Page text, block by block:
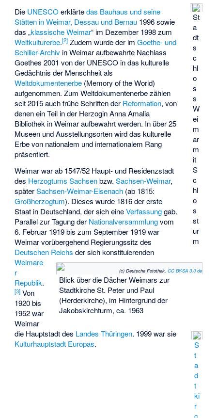
St
a
dt
s
c
hl
o
s
s
W
ei
m
ar
m
it
S
c
hl
o
s
st
ur
m
(c) Deutsche Fotothek‎, CC BY-SA 3.0 de
Blick über die Dächer Weimars zur
Stadtkirche St. Peter und Paul
(Herderkirche), im Hintergrund der
Jakobskirchturm, ca. 1963
S
t
a
d
t
ki
r
c
Die UNESCOerklärtedas Bauhaus und seine
Stätten in Weimar, Dessau und Bernau 1996 sowie
das „klassische Weimar“ im Dezember 1998 zum
Weltkulturerbe.[2] Zudem wurde der imGoethe- und
Schiller-Archiv in Weimar aufbewahrte Nachlass
Goethes 2001 von der UNESCO in das kulturelle
Gedächtnis der Menschheit als
Weltdokumentenerbe (Memory of the World)
aufgenommen. Zum Weltdokumentenerbe zählen
seit 2015 auch frühe Schriften der Reformation, von
denen ein Teil in der Herzogin Anna Amalia
Bibliothek in Weimar aufbewahrt werden. In über 25
Museen und Ausstellungsorten wird das kulturelle
Erbe von nationalem und internationalem Rang
präsentiert.
Weimar war ab 1547/52 Haupt- und Residenzstadt
des Herzogtums Sachsenbzw.Sachsen-Weimar,
späterSachsen-Weimar-Eisenach (ab 1815:
Großherzogtum). Dieses wurde 1816 der erste
Staat in Deutschland, der sich eineVerfassunggab.
Parallel zur Tagung der Nationalversammlungvom
6. Februar 1919 bis zum September 1919 war
Weimar vorübergehend Regierungssitz des
Deutschen Reichs der sich konstituierenden
Weimare
r
Republik.
[3] Von
1920 bis
1952 war
Weimar
die Hauptstadt des Landes Thüringen. 1999 war sie
Kulturhauptstadt Europas.